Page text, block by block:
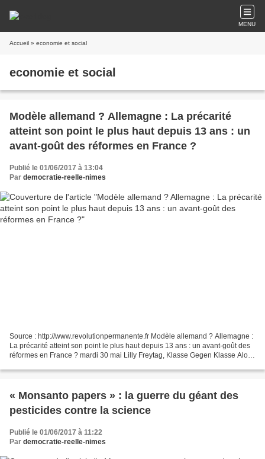
MENU
Accueil » economie et social
economie et social
Modèle allemand ? Allemagne : La précarité
atteint son point le plus haut depuis 13 ans : un
avant-goût des réformes en France ?
Publié le 01/06/2017 à 13:04
Par democratie-reelle-nimes
Source : http://www.revolutionpermanente.fr Modèle allemand ? Allemagne :
La précarité atteint son point le plus haut depuis 13 ans : un avant-goût des
réformes en France ? mardi 30 mai Lilly Freytag, Klasse Gegen Klasse Alors
« Monsanto papers » : la guerre du géant des
pesticides contre la science
Publié le 01/06/2017 à 11:22
Par democratie-reelle-nimes